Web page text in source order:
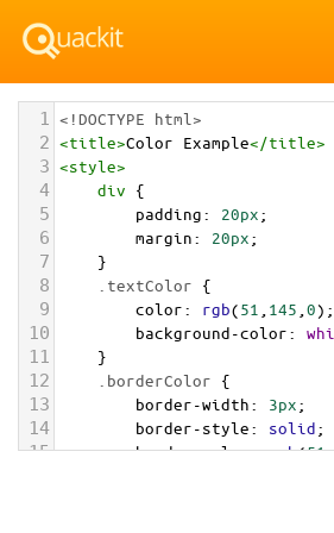
1 <!DOCTYPE html>
2 <title>Color Example</title>
3 <style>
4 div {
5 padding: 20px;
6 margin: 20px;
7 }
8 .textColor {
9 color: rgb(51 145 0);
10 background-color:
11 }
12 .borderColor {
13 border-width: 3px;
14 border-style: solid;
15 border-color: rgb(51,